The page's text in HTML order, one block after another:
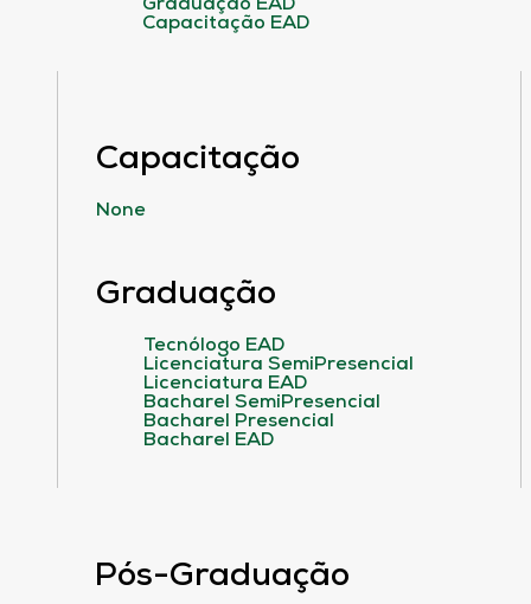
Graduação EAD
Capacitação EAD
Capacitação
None
Graduação
Tecnólogo EAD
Licenciatura SemiPresencial
Licenciatura EAD
Bacharel SemiPresencial
Bacharel Presencial
Bacharel EAD
Pós-Graduação